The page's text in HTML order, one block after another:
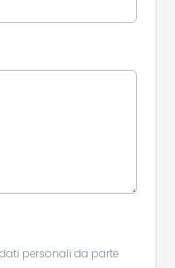
personali da parte